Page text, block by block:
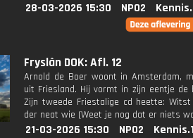
28-03-2026 15:30 NPO2
Fryslân DOK: Afl. 12
Arnold de Boer woont in Amsterdam,
uit Friesland. Hij vormt in zijn eentje de
Zijn tweede Friestalige cd heette:
der neat wie (Weet je nog dat er niets
21-03-2026 15:30 NPO2